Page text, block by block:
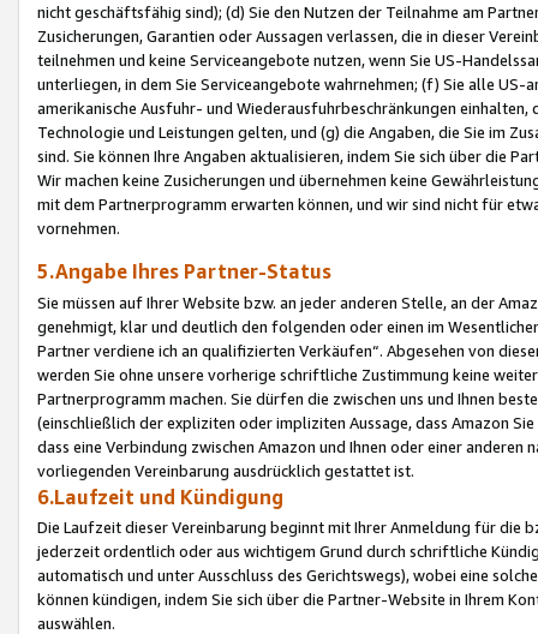
nicht geschäftsfähig sind); (d) Sie den Nutzen der Teilnahme am
Zusicherungen, Garantien oder Aussagen verlassen, die in dieser
teilnehmen und keine Serviceangebote nutzen, wenn Sie US-
unterliegen, in dem Sie Serviceangebote wahrnehmen; (f) Sie alle
amerikanische Ausfuhr- und Wiederausfuhrbeschränkungen
Technologie und Leistungen gelten, und (g) die Angaben, die Sie im
sind. Sie können Ihre Angaben aktualisieren, indem Sie sich über die
Wir machen keine Zusicherungen und übernehmen keine
mit dem Partnerprogramm erwarten können, und wir sind nicht für
vornehmen.
5.Angabe Ihres Partner-Status
Sie müssen auf Ihrer Website bzw. an jeder anderen Stelle, an der
genehmigt, klar und deutlich den folgenden oder einen im
Partner verdiene ich an qualifizierten Verkäufen“. Abgesehen von
werden Sie ohne unsere vorherige schriftliche Zustimmung keine
Partnerprogramm machen. Sie dürfen die zwischen uns und Ihnen
(einschließlich der expliziten oder impliziten Aussage, dass Amazon
dass eine Verbindung zwischen Amazon und Ihnen oder einer
vorliegenden Vereinbarung ausdrücklich gestattet ist.
6.Laufzeit und Kündigung
Die Laufzeit dieser Vereinbarung beginnt mit Ihrer Anmeldung für die
jederzeit ordentlich oder aus wichtigem Grund durch schriftliche
automatisch und unter Ausschluss des Gerichtswegs), wobei eine
können kündigen, indem Sie sich über die Partner-Website in Ihrem
auswählen.